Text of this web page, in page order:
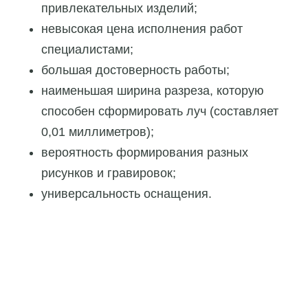
привлекательных изделий;
невысокая цена исполнения работ
специалистами;
большая достоверность работы;
наименьшая ширина разреза, которую
способен сформировать луч (составляет
0,01 миллиметров);
вероятность формирования разных
рисунков и гравировок;
универсальность оснащения.